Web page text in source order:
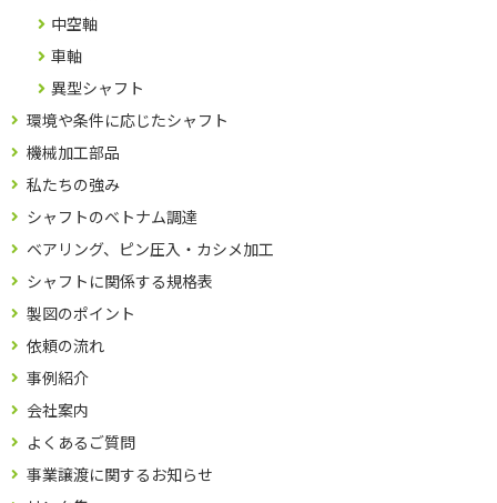
中空軸
車軸
異型シャフト
環境や条件に応じたシャフト
機械加工部品
私たちの強み
シャフトのベトナム調達
ベアリング、ピン圧入・カシメ加工
シャフトに関係する規格表
製図のポイント
依頼の流れ
事例紹介
会社案内
よくあるご質問
事業譲渡に関するお知らせ